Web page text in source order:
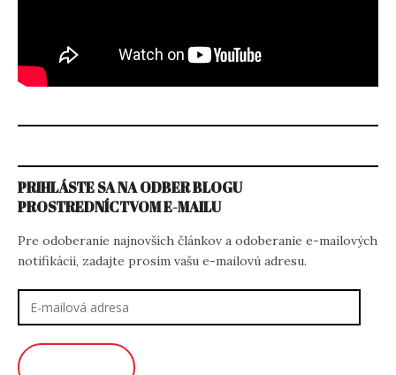
PRIHLÁSTE SA NA ODBER BLOGU
PROSTREDNÍCTVOM E-MAILU
Pre odoberanie najnovších článkov a odoberanie e-mailových
notifikácií, zadajte prosím vašu e-mailovú adresu.
adresa